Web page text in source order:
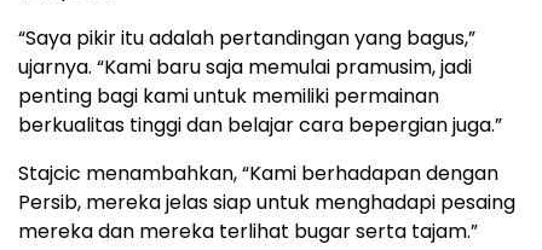
“Saya pikir itu adalah pertandingan yang bagus,”
ujarnya. “Kami baru saja memulai pramusim, jadi
penting bagi kami untuk memiliki permainan
berkualitas tinggi dan belajar cara bepergian juga.”
Stajcic menambahkan, “Kami berhadapan dengan
Persib, mereka jelas siap untuk menghadapi pesaing
mereka dan mereka terlihat bugar serta tajam.”